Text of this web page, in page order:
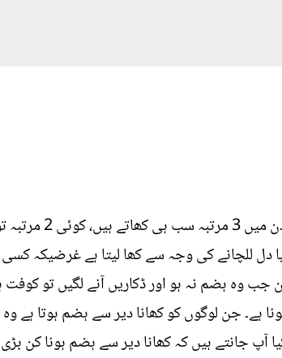
کھانا دن
دل للچانے کی وجہ سے کھا لیتا ہے غرضیکہ کسی
جب وہ ہضم نہ ہو اور ڈکاریں آنے لگیں تو
ہے۔ جن لوگوں کو کھانا دیر سے ہضم ہوتا ہے وہ
آپ جانتے ہیں کہ کھانا دیر سے ہضم ہونا کن